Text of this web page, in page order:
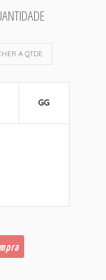
A QTDE
GG